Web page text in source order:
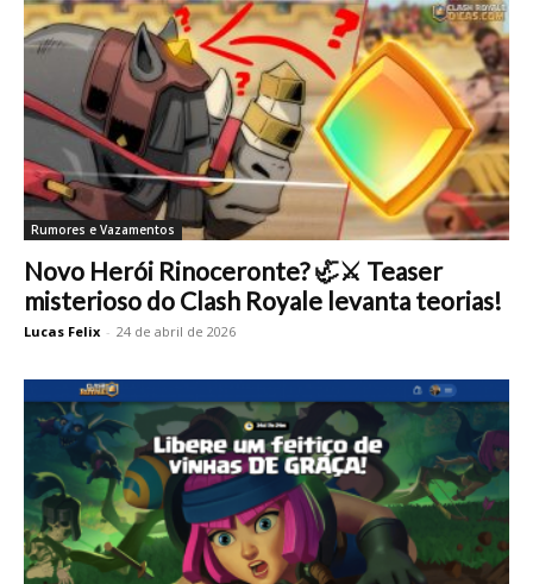
Rumores e Vazamentos
Novo Herói Rinoceronte? 🦏⚔️ Teaser
misterioso do Clash Royale levanta teorias!
Lucas Felix - 24 de abril de 2026